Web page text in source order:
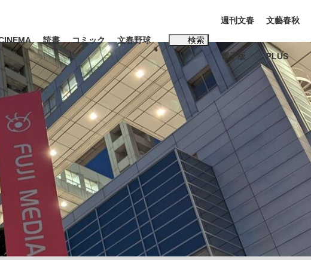
インタビュー 読書
ま解散」WBC日本代表“敗戦”の真実 選手が明かす...
将棋、読む将棋
読書 コミック 文春野球 検索
#内田有紀
#松田聖子
週刊文春
電子版
文藝春秋
PLUS